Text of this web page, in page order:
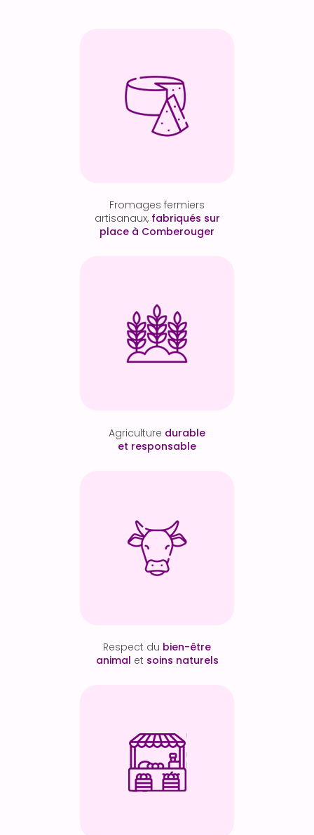
Fromages fermiers
artisanaux, fabriqués sur
place à Comberouger
Agriculture durable
et responsable
Respect du bien-être
animal et soins naturels